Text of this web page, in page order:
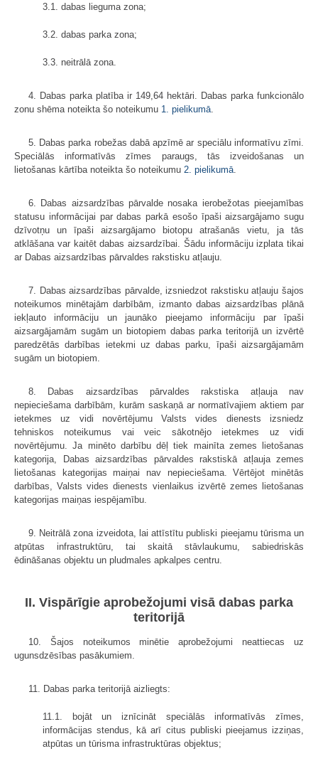
3.1. dabas lieguma zona;
3.2. dabas parka zona;
3.3. neitrālā zona.
4. Dabas parka platība ir 149,64 hektāri. Dabas parka funkcionālo
zonu shēma noteikta šo noteikumu 1. pielikumā
5. Dabas parka robežas dabā apzīmē ar speciālu informatīvu zīmi.
Speciālās informatīvās zīmes paraugs, tās izveidošanas un
lietošanas kārtība noteikta šo noteikumu 2. pielikumā
6. Dabas aizsardzības pārvalde nosaka ierobežotas pieejamības
statusu informācijai par dabas parkā esošo īpaši aizsargājamo sugu
dzīvotņu un īpaši aizsargājamo biotopu atrašanās vietu, ja tās
atklāšana var kaitēt dabas aizsardzībai. Šādu informāciju izplata tikai
ar Dabas aizsardzības pārvaldes rakstisku atļauju.
7. Dabas aizsardzības pārvalde, izsniedzot rakstisku atļauju šajos
noteikumos minētajām darbībām, izmanto dabas aizsardzības plānā
iekļauto informāciju un jaunāko pieejamo informāciju par īpaši
aizsargājamām sugām un biotopiem dabas parka teritorijā un izvērtē
paredzētās darbības ietekmi uz dabas parku, īpaši aizsargājamām
sugām un biotopiem.
8. Dabas aizsardzības pārvaldes rakstiska atļauja nav
nepieciešama darbībām, kurām saskaņā ar normatīvajiem aktiem par
ietekmes uz vidi novērtējumu Valsts vides dienests izsniedz
tehniskos noteikumus vai veic sākotnējo ietekmes uz vidi
novērtējumu. Ja minēto darbību dēļ tiek mainīta zemes lietošanas
kategorija, Dabas aizsardzības pārvaldes rakstiskā atļauja zemes
lietošanas kategorijas maiņai nav nepieciešama. Vērtējot minētās
darbības, Valsts vides dienests vienlaikus izvērtē zemes lietošanas
kategorijas maiņas iespējamību.
9. Neitrālā zona izveidota, lai attīstītu publiski pieejamu tūrisma un
atpūtas infrastruktūru, tai skaitā stāvlaukumu, sabiedriskās
ēdināšanas objektu un pludmales apkalpes centru.
II. Vispārīgie aprobežojumi visā dabas parka
teritorijā
10. Šajos noteikumos minētie aprobežojumi neattiecas uz
ugunsdzēsības pasākumiem.
11. Dabas parka teritorijā aizliegts:
11.1. bojāt un iznīcināt speciālās informatīvās zīmes,
informācijas stendus, kā arī citus publiski pieejamus izziņas,
atpūtas un tūrisma infrastruktūras objektus;